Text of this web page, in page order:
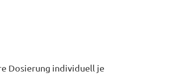
Dosierung individuell je